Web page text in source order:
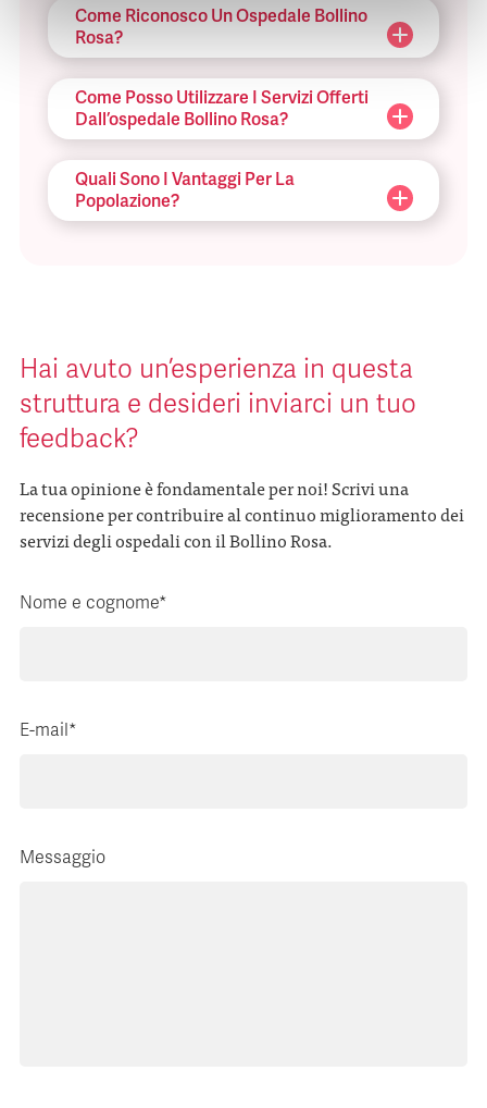
Come Riconosco Un Ospedale Bollino
Rosa?
Come Posso Utilizzare I Servizi Offerti
Dall’ospedale Bollino Rosa?
Quali Sono I Vantaggi Per La
Popolazione?
Hai avuto un’esperienza in questa
struttura e desideri inviarci un tuo
feedback?
La tua opinione è fondamentale per noi! Scrivi una
recensione per contribuire al continuo miglioramento dei
servizi degli ospedali con il Bollino Rosa.
Nome e cognome*
E-mail*
Messaggio